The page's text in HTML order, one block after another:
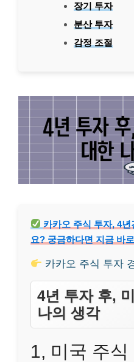
장기 투자
분산 투자
감정 조절
카카오 주식 투자, 4
요? 궁금하다면 지금 바
카카오 주식 투자
4년 투자 후,
나의 생각
1, 미국 주